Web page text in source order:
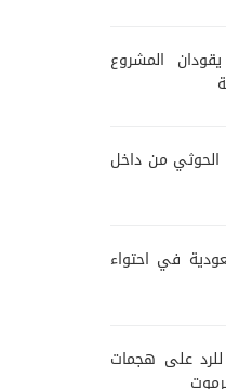
المشروع
الحوثي من داخل
في احتواء
للرد على هجمات